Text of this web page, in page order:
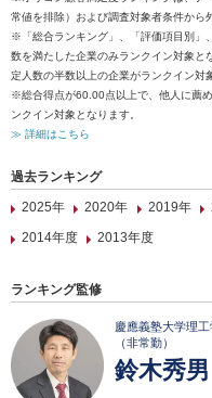
常値を排除）および調査対象者条件から
※「総合ランキング」、「評価項目別」
数を満たした企業のみランクイン対象と
定人数の半数以上の企業がランクイン対
※総合得点が60.00点以上で、他人に薦
ンクイン対象となります。
≫ 詳細はこちら
過去ランキング
2025年
2020年 2019年
2014年度
2013年度
ランキング監修
慶應義塾大学理
（非常勤）
鈴木秀男